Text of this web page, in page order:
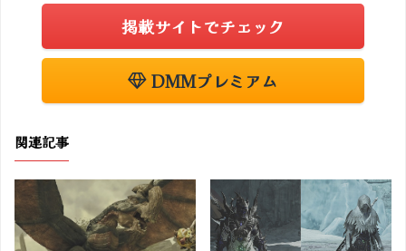
掲載サイトでチェック
DMMプレミアム
関連記事